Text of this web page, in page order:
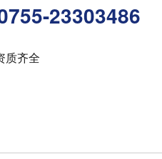
23303486
质齐全